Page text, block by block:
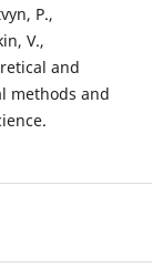
P.,
V.,
and
methods and